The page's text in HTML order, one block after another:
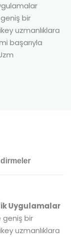
bir
uzmanlıklara
başarıyla
Uygulamalar
geniş bir
uzmanlıklara